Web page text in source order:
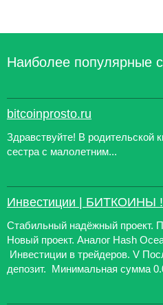
Наиболее популярные
bitcoinprosto.ru
Здравствуйте! В родительской
сестра с малолетним...
Инвестиции | БИТКОИНЫ
Стабильный надёжный проект.
Новый проект. Аналог Hash
Инвестиции в трейдеров. V
депозит. Минимальная сумма